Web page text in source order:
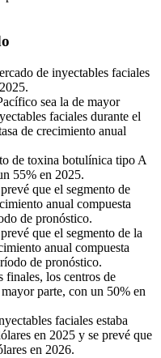
de inyectables faciales
sea la de mayor
faciales durante el
de crecimiento anual
de toxina botulínica tipo A
55% en 2025.
que el segmento de
anual compuesta
de pronóstico.
que el segmento de la
anual compuesta
de pronóstico.
finales, los centros de
parte, con un 50% en
faciales estaba
en 2025 y se prevé que
en 2026.